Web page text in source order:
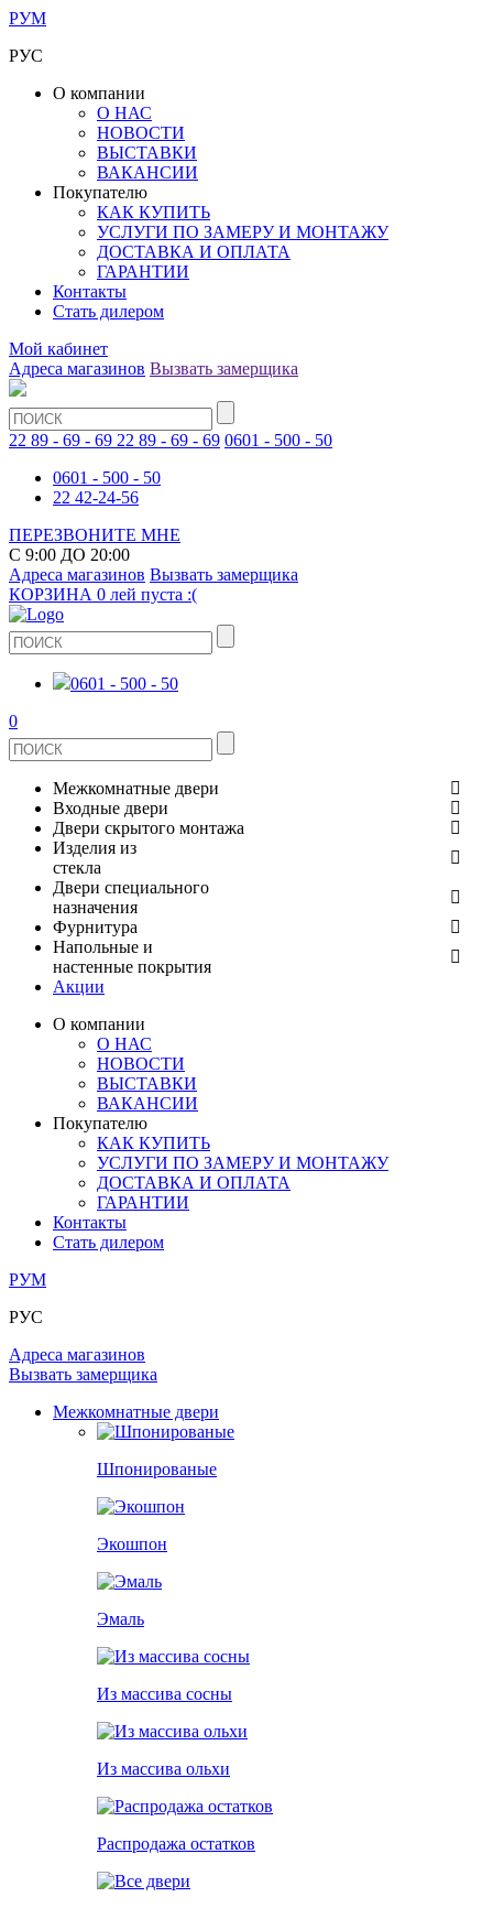
РУМ
РУС
О компании
О НАС
НОВОСТИ
ВЫСТАВКИ
ВАКАНСИИ
Покупателю
КАК КУПИТЬ
УСЛУГИ ПО ЗАМЕРУ И МОНТАЖУ
ДОСТАВКА И ОПЛАТА
ГАРАНТИИ
Контакты
Стать дилером
Мой кабинет
Адреса магазинов Вызвать замерщика
22 89 - 69 - 69 22 89 - 69 - 69 0601 - 500 - 50
0601 - 500 - 50
22 42-24-56
ПЕРЕЗВОНИТЕ МНЕ
С 9:00 ДО 20:00
Адреса магазинов Вызвать замерщика
КОРЗИНА 0 лей пуста :(
0601 - 500 - 50
0
Межкомнатные двери
ШПОНИРОВАНЫЕ
ЭКОШПОН
ЭМАЛЬ
ИЗ МАССИВА СОСНЫ
ИЗ МАССИВА ОЛЬХИ
РАСПРОДАЖА ОСТАТКОВ
ВСЕ ДВЕРИ
Входные двери
МЕТАЛЛИЧЕСКИЕ ДВЕРИ
В КВАРТИРУ
ДЛЯ ДОМА
Двери скрытого монтажа
СТЕКЛЯННЫЕ
ЗЕРКАЛЬНЫЕ
КЕРАМОГРАНИТ
ПОД ОБОИ И ПОКРАСКУ
Изделия из
стекла
ДВЕРИ
ДУШЕВЫЕ КАБИНЫ И ПЕРЕГОРОДКИ
РАЗДВИЖНЫЕ ПЕРЕГОРОДКИ
Двери специального
назначения
ПРОТИВОПОЖАРНЫЕ
Фурнитура
ДВЕРНЫЕ РУЧКИ
КОМПЛЕКТУЮЩИЕ
ОГРАНИЧИТЕЛИ
ПЕТЛИ
РАЗДВИЖНАЯ СИСТЕМА
Напольные и
настенные покрытия
СТЕНОВЫЕ ПАНЕЛИ
Акции
О компании
О НАС
НОВОСТИ
ВЫСТАВКИ
ВАКАНСИИ
Покупателю
КАК КУПИТЬ
УСЛУГИ ПО ЗАМЕРУ И МОНТАЖУ
ДОСТАВКА И ОПЛАТА
ГАРАНТИИ
Контакты
Стать дилером
РУМ
РУС
Адреса магазинов
Вызвать замерщика
Межкомнатные двери
Шпонированые
Экошпон
Эмаль
Из массива сосны
Из массива ольхи
Распродажа остатков